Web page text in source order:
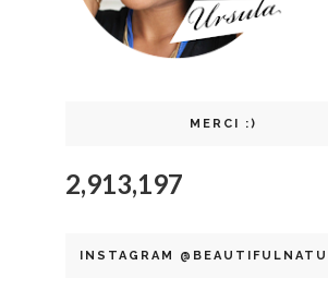
MERCI :)
2,913,197
INSTAGRAM